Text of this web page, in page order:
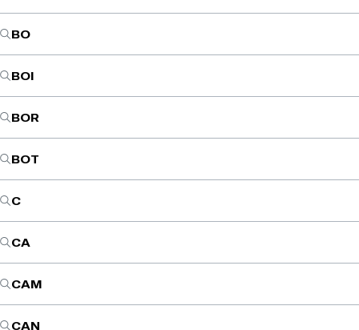
BO
BOI
BOR
BOT
C
CA
CAM
CAN